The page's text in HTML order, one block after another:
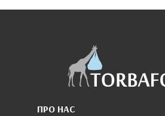
ПРО НАС